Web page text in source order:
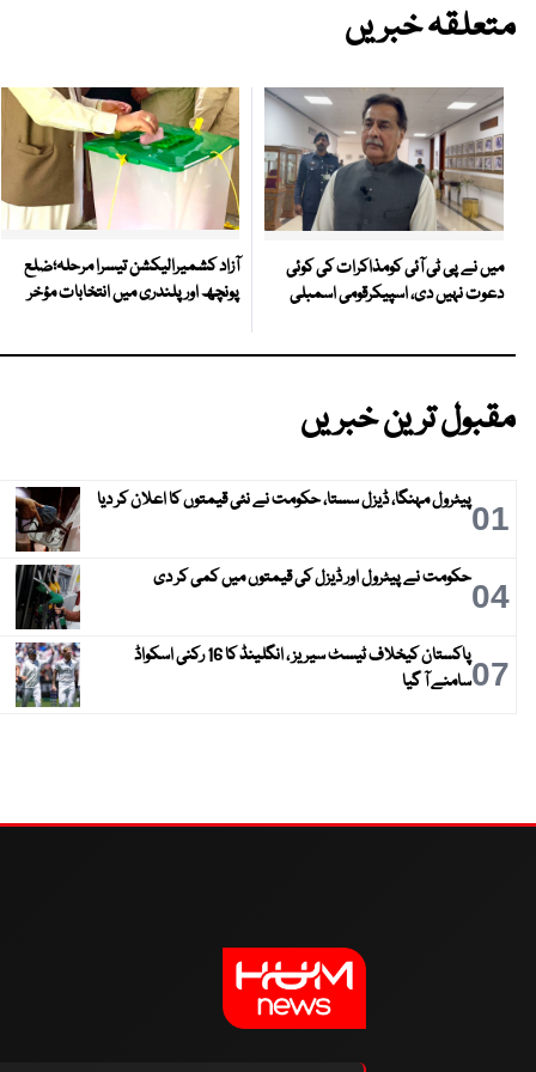
متعلقہ خبریں
میں نے پی ٹی آئی کومذاکرات کی کوئی
دعوت نہیں دی، اسپیکرقومی اسمبلی
آزاد کشمیرالیکشن تیسرا مرحلہ؛ضلع
پونچھ اور پلندری میں انتخابات مؤخر
مقبول ترین خبریں
01پیٹرول مہنگا، ڈیزل سستا، حکومت نے نئی قیمتوں کا اعلان کر دیا
04حکومت نے پیٹرول اور ڈیزل کی قیمتوں میں کمی کر دی
07
پاکستان کیخلاف ٹیسٹ سیریز ، انگلینڈ کا 16 رکنی اسکواڈ
سامنے آ گیا